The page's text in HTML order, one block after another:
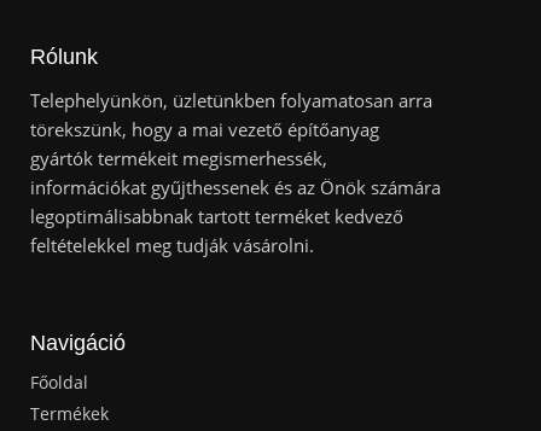
Rólunk
Telephelyünkön, üzletünkben folyamatosan arra
törekszünk, hogy a mai vezető építőanyag
gyártók termékeit megismerhessék,
információkat gyűjthessenek és az Önök számára
legoptimálisabbnak tartott terméket kedvező
feltételekkel meg tudják vásárolni.
Navigáció
Főoldal
Termékek